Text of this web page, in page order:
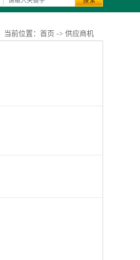
当前位置： 首页 -> 供应商机